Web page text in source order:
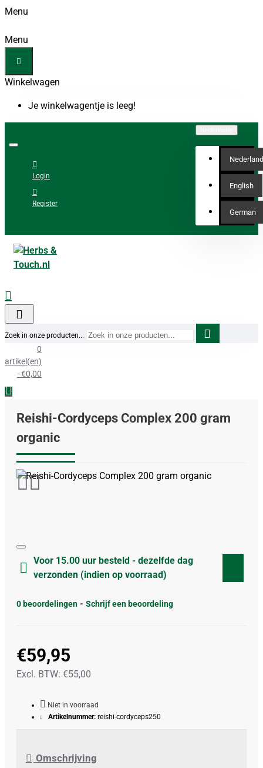
Menu
Menu
Winkelwagen
Je winkelwagentje is leeg!
Login
Register
English
German
Zoek in onze producten...
0
artikel(en)
- €0,00
Reishi-Cordyceps Complex 200 gram
organic
Voor 15.00 uur besteld - dezelfde dag
verzonden (indien op voorraad)
0 beoordelingen - Schrijf een beoordeling
€59,95
Excl. BTW: €55,00
Niet in voorraad
Artikelnummer: reishi-cordyceps250
Omschrijving